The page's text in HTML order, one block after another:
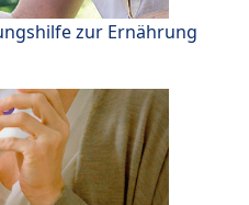
zur Ernährung